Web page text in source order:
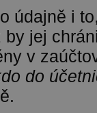
údajně i
jej
v
do